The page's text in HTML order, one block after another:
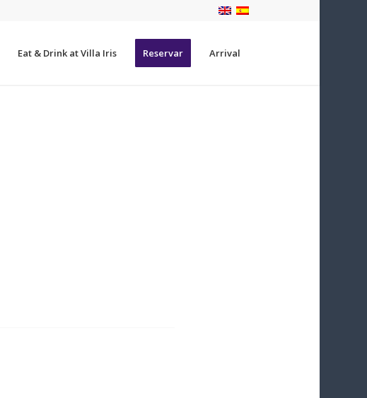
Eat & Drink at Villa Iris Reservar Arrival